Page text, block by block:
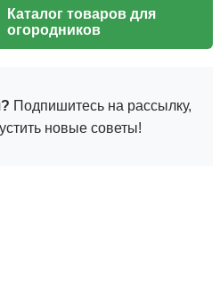
Каталог товаров для
огородников
Подпишитесь на рассылку,
новые советы!